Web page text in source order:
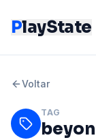
PlayState
Voltar
TAG